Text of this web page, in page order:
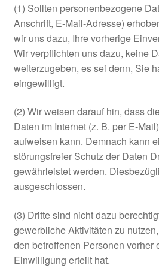
(1) Sollten personenbezogene
Anschrift, E-Mail-Adresse)
wir uns dazu, Ihre vorherige
Wir verpflichten uns dazu, keine
weiterzugeben, es sei denn, Sie
eingewilligt.
(2) Wir weisen darauf hin, dass
Daten im Internet (z. B. per E-
aufweisen kann. Demnach kann
störungsfreier Schutz der Daten
gewährleistet werden.
ausgeschlossen.
(3) Dritte sind nicht dazu
gewerbliche Aktivitäten zu
den betroffenen Personen vorher
Einwilligung erteilt hat.